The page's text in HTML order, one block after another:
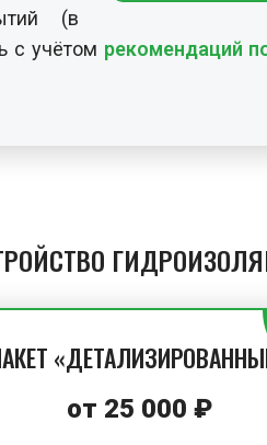
(в
с учётом рекомендаций
от 25 000 ₽